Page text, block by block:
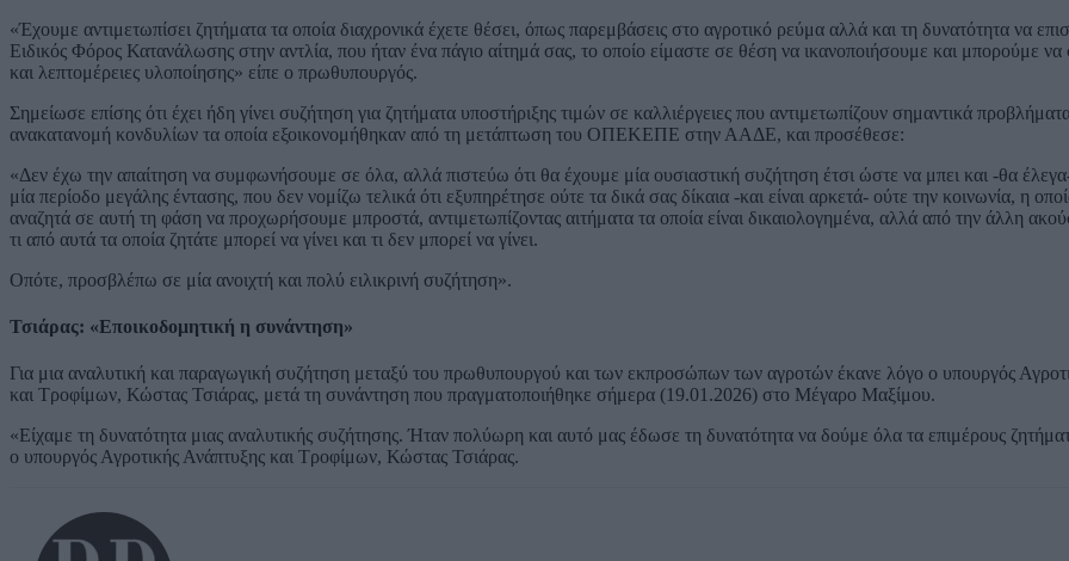
«Έχουμε αντιμετωπίσει ζητήματα τα οποία διαχρονικά έχετε θέσει, όπως παρεμβάσεις στο αγροτικό ρεύμα αλλά και τη δυνατότητα να
Ειδικός Φόρος Κατανάλωσης στην αντλία, που ήταν ένα πάγιο αίτημά σας, το οποίο είμαστε σε θέση να ικανοποιήσουμε και μπορούμε
και λεπτομέρειες υλοποίησης» είπε ο πρωθυπουργός.
Σημείωσε επίσης ότι έχει ήδη γίνει συζήτηση για ζητήματα υποστήριξης τιμών σε καλλιέργειες που αντιμετωπίζουν σημαντικά
ανακατανομή κονδυλίων τα οποία εξοικονομήθηκαν από τη μετάπτωση του ΟΠΕΚΕΠΕ στην ΑΑΔΕ, και προσέθεσε:
«Δεν έχω την απαίτηση να συμφωνήσουμε σε όλα, αλλά πιστεύω ότι θα έχουμε μία ουσιαστική συζήτηση έτσι ώστε να μπει και -θα
μία περίοδο μεγάλης έντασης, που δεν νομίζω τελικά ότι εξυπηρέτησε ούτε τα δικά σας δίκαια -και είναι αρκετά- ούτε την κοινωνία, η
αναζητά σε αυτή τη φάση να προχωρήσουμε μπροστά, αντιμετωπίζοντας αιτήματα τα οποία είναι δικαιολογημένα, αλλά από την άλλη
τι από αυτά τα οποία ζητάτε μπορεί να γίνει και τι δεν μπορεί να γίνει.
Οπότε, προσβλέπω σε μία ανοιχτή και πολύ ειλικρινή συζήτηση».
Τσιάρας: «Εποικοδομητική η συνάντηση»
Για μια αναλυτική και παραγωγική συζήτηση μεταξύ του πρωθυπουργού και των εκπροσώπων των αγροτών έκανε λόγο ο υπουργός
και Τροφίμων, Κώστας Τσιάρας, μετά τη συνάντηση που πραγματοποιήθηκε σήμερα (19.01.2026) στο Μέγαρο Μαξίμου.
«Είχαμε τη δυνατότητα μιας αναλυτικής συζήτησης. Ήταν πολύωρη και αυτό μας έδωσε τη δυνατότητα να δούμε όλα τα επιμέρους
ο υπουργός Αγροτικής Ανάπτυξης και Τροφίμων, Κώστας Τσιάρας.